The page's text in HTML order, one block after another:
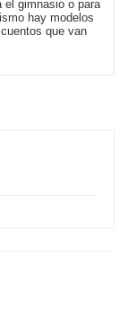
gimnasio o para
hay modelos
que van